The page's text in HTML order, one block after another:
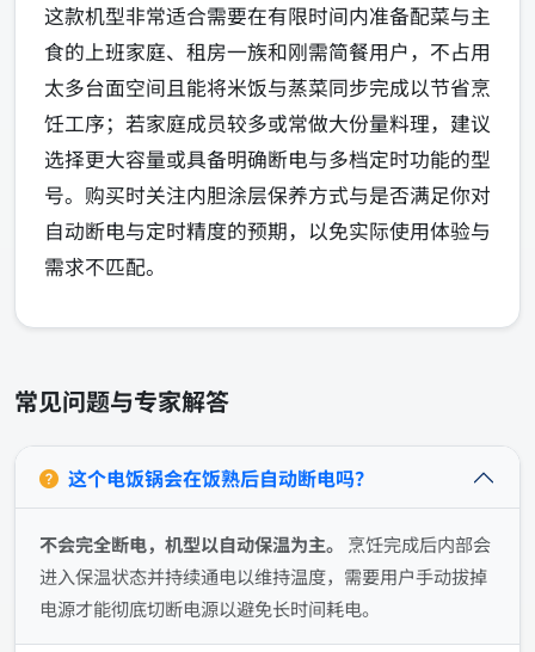
这款机型非常适合需要在有限时间内准备配菜与主
食的上班家庭、租房一族和刚需简餐用户，不占用
太多台面空间且能将米饭与蒸菜同步完成以节省烹
饪工序；若家庭成员较多或常做大份量料理，建议
选择更大容量或具备明确断电与多档定时功能的型
号。购买时关注内胆涂层保养方式与是否满足你对
自动断电与定时精度的预期，以免实际使用体验与
需求不匹配。
常见问题与专家解答
这个电饭锅会在饭熟后自动断电吗？
不会完全断电，机型以自动保温为主。 烹饪完成后内部会
进入保温状态并持续通电以维持温度，需要用户手动拔掉
电源才能彻底切断电源以避免长时间耗电。